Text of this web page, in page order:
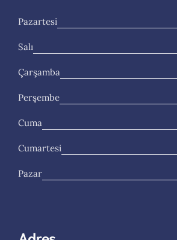
Pazartesi
Salı
Çarşamba
Perşembe
Cuma
Cumartesi
Pazar